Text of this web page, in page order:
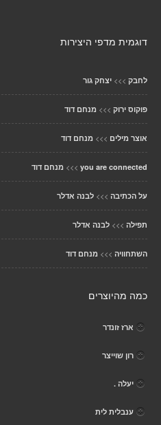
דוגמית מדפי היצירות
לחבק >>> יצחק גור
פוקוס ירוק >>> מנחם דוד
אוצר מילים >>> מנחם דוד
you are connected
>>> מנחם דוד
על הכתיבה >>> לבנה אדלר
תפילה >>> לבנה אדלר
השתחוויה >>> מנחם דוד
כמה מהיוצרים
ארז זונדר
רון שוייצר
יעלה .
ענבלית לית